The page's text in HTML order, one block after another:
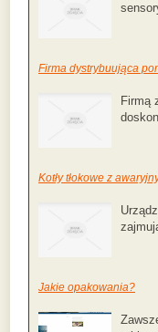
Firma dystrybuująca
Firmą
Kotły tłokowe z
Jakie opakowania?